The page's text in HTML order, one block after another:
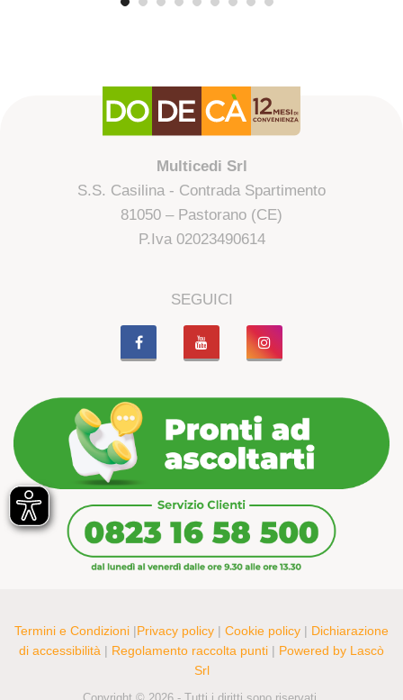
Multicedi Srl
S.S. Casilina - Contrada Spartimento
81050 – Pastorano (CE)
P.Iva 02023490614
SEGUICI
Termini e Condizioni |Privacy policy | Cookie policy | Dichiarazione
di accessibilità | Regolamento raccolta punti | Powered by Lascò
Srl